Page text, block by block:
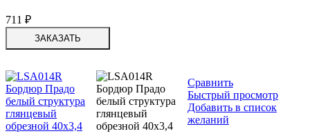
711 ₽
ЗАКАЗАТЬ
Сравнить
Быстрый просмотр
Добавить в список
желаний